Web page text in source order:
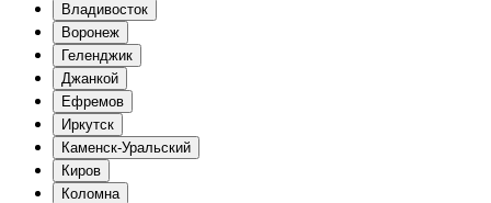
Владивосток
Воронеж
Геленджик
Джанкой
Ефремов
Иркутск
Каменск-Уральский
Киров
Коломна